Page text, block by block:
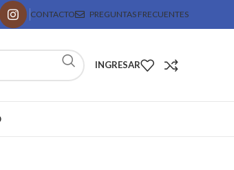
CONTACTO PREGUNTAS FRECUENTES
INGRESAR